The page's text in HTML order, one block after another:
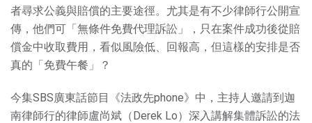
者尋求公義與賠償的主要途徑。尤其是有不少律師行公開宣
傳，他們可「無條件免費代理訴訟」，只在案件成功後從賠
償金中收取費用，看似風險低、回報高，但這樣的安排是否
真的「免費午餐」？
今集SBS廣東話節目《法政先phone》中，主持人邀請到迦
南律師行的律師盧尚斌（Derek Lo）深入講解集體訴訟的法